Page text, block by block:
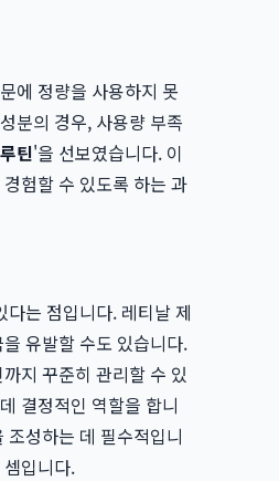
에 정량을 사용하지 못
분의 경우, 사용량 부족
틴'을 선보였습니다. 이
험할 수 있도록 하는 과
는 점입니다. 레티날 제
유발할 수도 있습니다.
지 꾸준히 관리할 수 있
결정적인 역할을 합니
성하는 데 필수적입니
입니다.